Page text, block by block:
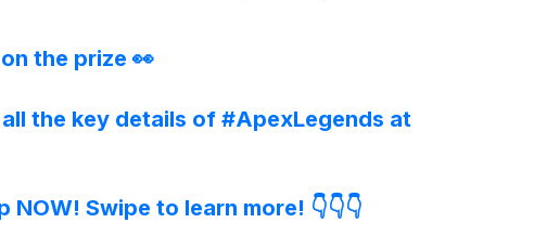
the prize 👀
the key details of #ApexLegends at
Swipe to learn more! 👇👇👇